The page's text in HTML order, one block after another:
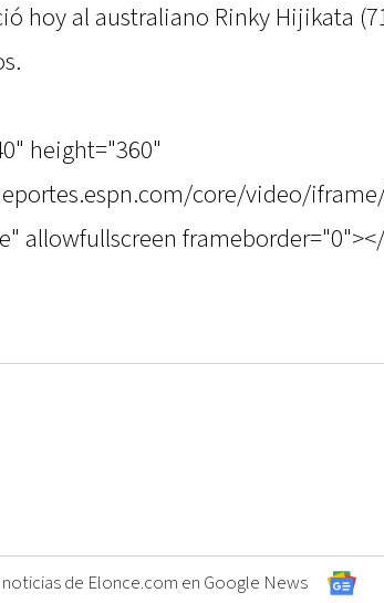
hoy al australiano Rinky Hijikata
height="360"
core/video/
allowfullscreen
noticias de Elonce.com en Google News